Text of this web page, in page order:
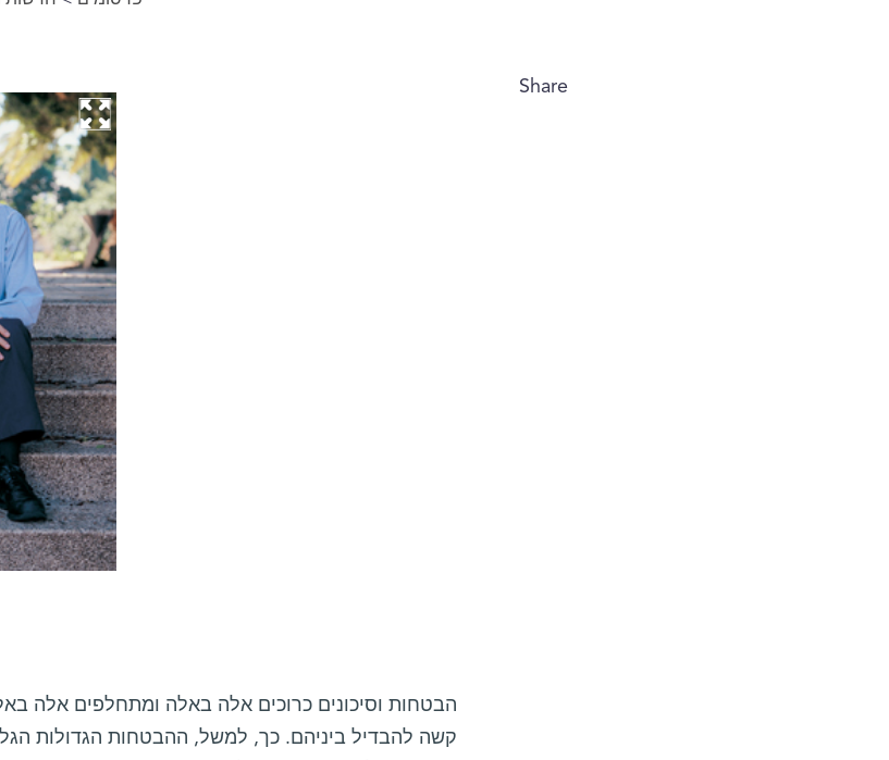
Share
הבטחות וסיכונים כרוכים אלה באלה ומתחלפים אלה
קשה להבדיל ביניהם. כך, למשל, ההבטחות הגדולות